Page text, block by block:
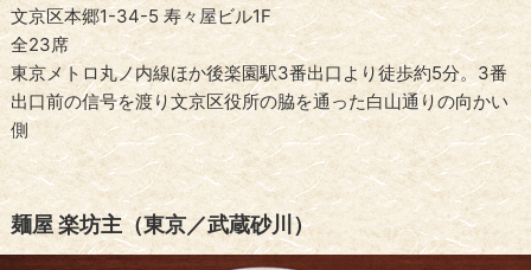
文京区本郷1-34-5 寿々屋ビル1F
全23席
東京メトロ丸ノ内線ほか後楽園駅3番出口より徒歩約5分。3番
出口前の信号を渡り文京区役所の脇を通った白山通りの向かい
側
麺屋 楽坊主（東京／武蔵砂川）